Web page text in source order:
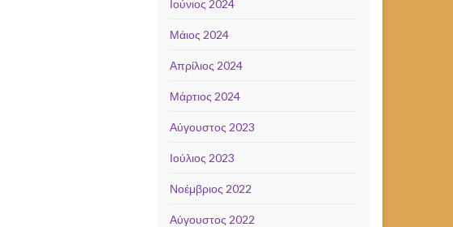
Ιούνιος 2024
Μάιος 2024
Απρίλιος 2024
Μάρτιος 2024
Αύγουστος 2023
Ιούλιος 2023
Νοέμβριος 2022
Αύγουστος 2022